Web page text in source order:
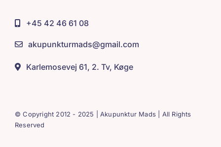
+45 42 46 61 08
akupunkturmads@gmail.com
Karlemosevej 61, 2. Tv, Køge
© Copyright 2012 - 2025 | Akupunktur Mads | All Rights
Reserved